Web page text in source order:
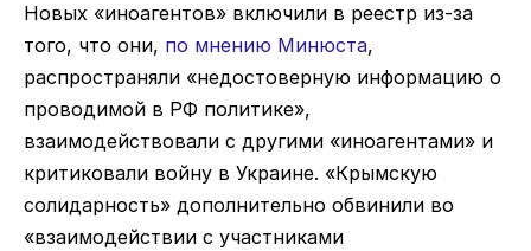
Новых «иноагентов» включили в реестр из-за
того, что они, по мнению Минюста,
распространяли «недостоверную информацию о
проводимой в РФ политике»,
взаимодействовали с другими «иноагентами» и
критиковали войну в Украине. «Крымскую
солидарность» дополнительно обвинили во
«взаимодействии с участниками